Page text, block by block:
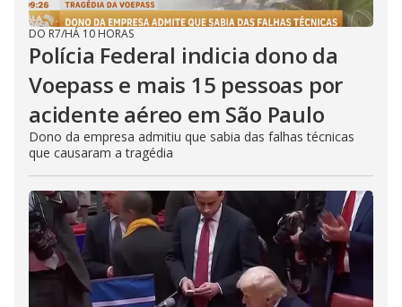
DO R7/HÁ 10 HORAS
Polícia Federal indicia dono da
Voepass e mais 15 pessoas por
acidente aéreo em São Paulo
Dono da empresa admitiu que sabia das falhas técnicas
que causaram a tragédia